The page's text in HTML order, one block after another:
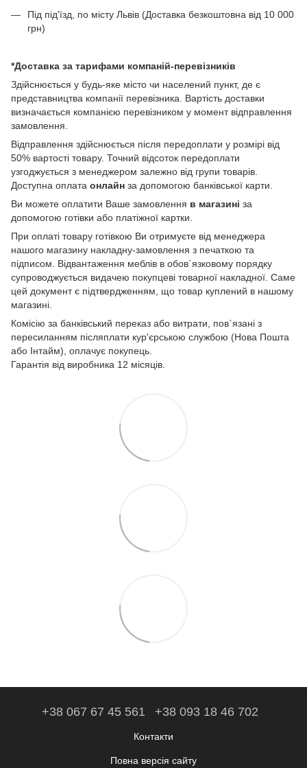
Під під'їзд, по місту Львів (Доставка безкоштовна від 10 000
грн)
*Доставка за тарифами компаній-перевізників
Здійснюється у будь-яке місто чи населений пункт, де є
представництва компанії перевізника. Вартість доставки
визначається компанією перевізником у момент відправлення
замовлення.
Відправлення здійснюється після передоплати у розмірі від
50% вартості товару. Точний відсоток передоплати
узгоджується з менеджером залежно від групи товарів.
Доступна оплата онлайн за допомогою банківської карти.
Ви можете оплатити Ваше замовлення в магазині за
допомогою готівки або платіжної картки.
При оплаті товару готівкою Ви отримуєте від менеджера
нашого магазину накладну-замовлення з печаткою та
підписом. Відвантаження меблів в обов`язковому порядку
супроводжується видачею покупцеві товарної накладної. Саме
цей документ є підтвердженням, що товар куплений в нашому
магазині.
Комісію за банківський переказ або витрати, пов`язані з
пересиланням післяплати кур'єрською службою (Нова Пошта
або Інтайм), оплачує покупець.
Гарантія від виробника 12 місяців.
+38 067 67 45 561 +38 093 18 46 702
Контакти
Повна версія сайту